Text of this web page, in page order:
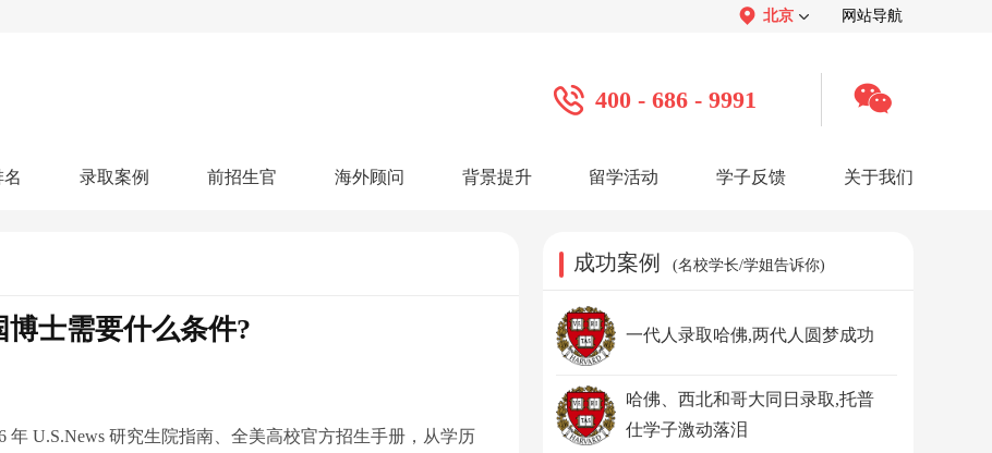
北京 网站导航
400 - 686 - 9991
制方案
名 录取案例
名校榜单： 26年Offer榜
前招生官 海外顾问 背景提升 留学活动 学子反馈
学子心声： 感谢视频 学子访谈
关于我们
品牌介绍： 关于我们 公司活动 媒体报道
博士需要什么条件?
年 U.S.News 研究生院指南、全美高校官方招生手册，从学历
成功案例 (名校学长/学姐告诉你)
一代人录取哈佛,两代人圆梦成功
哈佛、西北和哥大同日录取,托普
仕学子激动落泪